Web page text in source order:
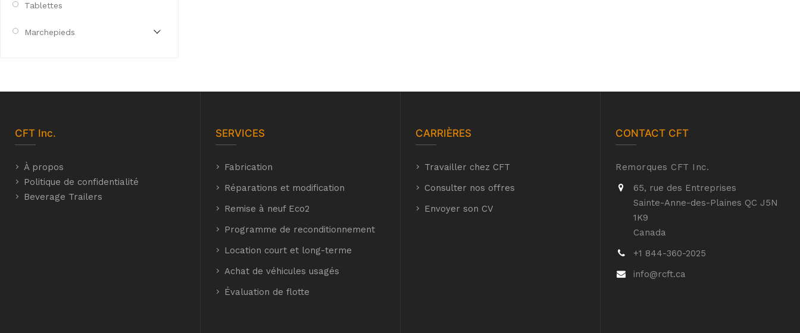
Tablettes
Marchepieds
CFT Inc.
À propos
Politique de confidentialité
Beverage Trailers
SERVICES
Fabrication
Réparations et modification
Remise à neuf Eco2
Programme de reconditionnement
Location court et long-terme
Achat de véhicules usagés
Évaluation de flotte
CARRIÈRES
Travailler chez CFT
Consulter nos offres
Envoyer son CV
CONTACT CFT
Remorques CFT Inc.
65, rue des Entreprises
Sainte-Anne-des-Plaines QC J5N
1K9
Canada
+1 844-360-2025
info@rcft.ca